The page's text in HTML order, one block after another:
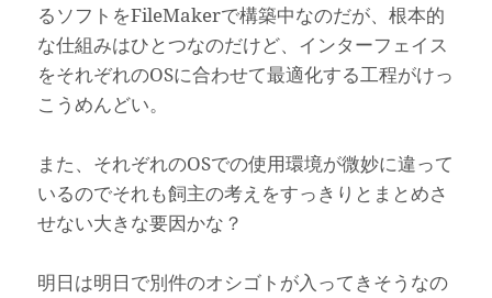
るソフトをFileMakerで構築中なのだが、根本的
な仕組みはひとつなのだけど、インターフェイス
をそれぞれのOSに合わせて最適化する工程がけっ
こうめんどい。
また、それぞれのOSでの使用環境が微妙に違って
いるのでそれも飼主の考えをすっきりとまとめさ
せない大きな要因かな？
明日は明日で別件のオシゴトが入ってきそうなの